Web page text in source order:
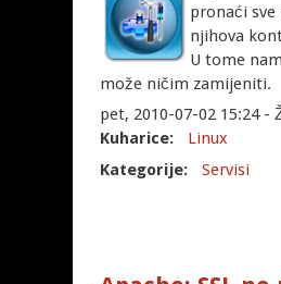
pronaći
njihova
U tome
može ničim zamijeniti.
pet, 2010-07-02 15:24 -
Kuharice:
Linux
Kategorije:
Servisi